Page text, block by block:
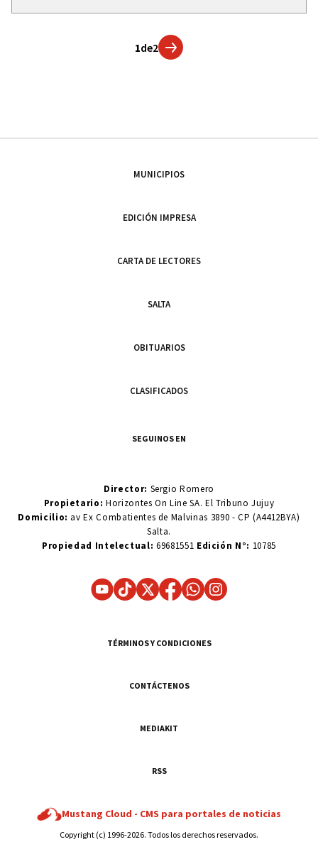
1de2
MUNICIPIOS
EDICIÓN IMPRESA
CARTA DE LECTORES
SALTA
OBITUARIOS
CLASIFICADOS
SEGUINOS EN
Director: Sergio Romero
Propietario:Horizontes On Line SA. El Tribuno Jujuy
Domicilio: av Ex Combatientes de Malvinas 3890 - CP (A4412BYA)
Salta.
Propiedad Intelectual: 69681551 Edición N°: 10785
TÉRMINOS Y CONDICIONES
CONTÁCTENOS
MEDIAKIT
RSS
Mustang Cloud - CMS para portales de noticias
Copyright (c) 1996-2026. Todos los derechos reservados.